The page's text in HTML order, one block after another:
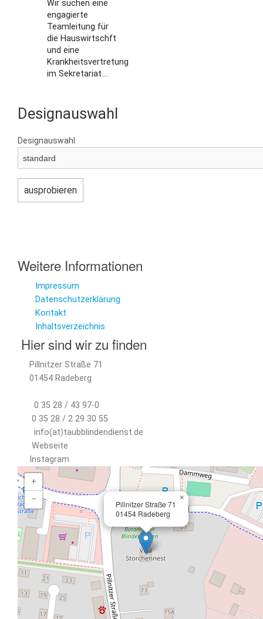
Wir suchen eine
engagierte
Teamleitung für
die Hauswirtschft
und eine
Krankheitsvertretung
im Sekretariat....
Designauswahl
Designauswahl
Weitere Informationen
Impressum
Datenschutzerklärung
Kontakt
Inhaltsverzeichnis
Hier sind wir zu finden
Pillnitzer Straße 71
01454 Radeberg
0 35 28 / 43 97-0
0 35 28 / 2 29 30 55
info(at)taubblindendienst.de
Webseite
Instagram
Pillnitzer Straße 71
01454 Radeberg
×
+
−